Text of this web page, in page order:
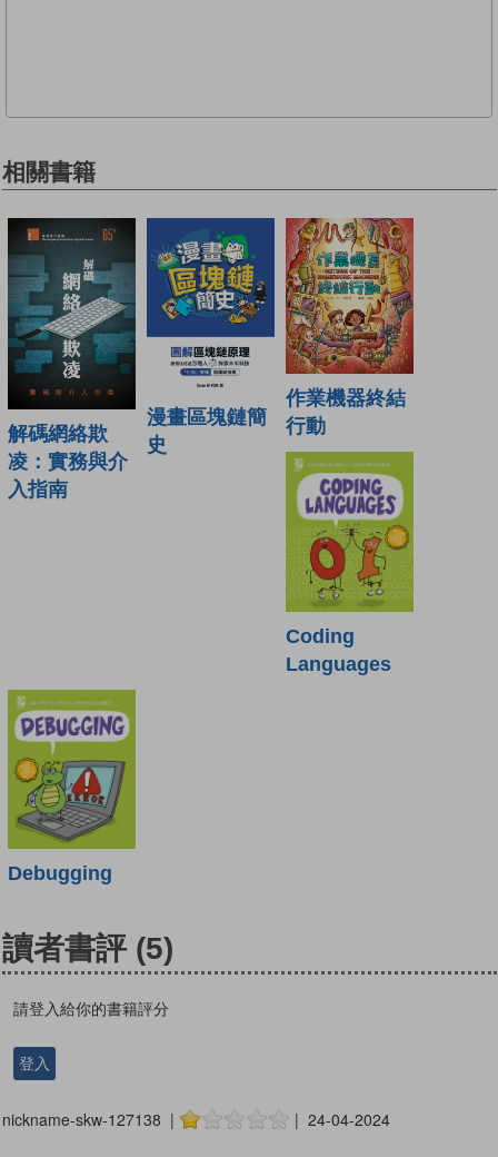
相關書籍
解碼網絡欺
凌：實務與介
入指南
漫畫區塊鏈簡
史
作業機器終結
行動
Coding
Languages
Debugging
讀者書評 (5)
請登入給你的書籍評分
登入
nickname-skw-127138 | | 24-04-2024